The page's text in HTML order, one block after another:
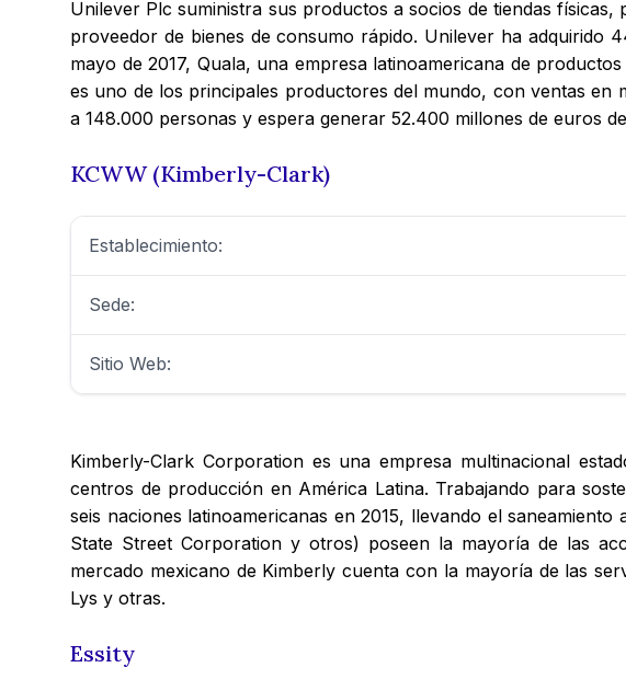
Unilever Plc suministra sus productos a socios de tiendas físicas,
proveedor de bienes de consumo rápido. Unilever ha adquirido
mayo de 2017, Quala, una empresa latinoamericana de
es uno de los principales productores del mundo, con ventas en
a 148.000 personas y espera generar 52.400 millones de euros
KCWW (Kimberly-Clark)
Establecimiento:
Sede:
Sitio Web:
Kimberly-Clark Corporation es una empresa multinacional
centros de producción en América Latina. Trabajando para
seis naciones latinoamericanas en 2015, llevando el
State Street Corporation y otros) poseen la mayoría de las
mercado mexicano de Kimberly cuenta con la mayoría de las
Lys y otras.
Essity